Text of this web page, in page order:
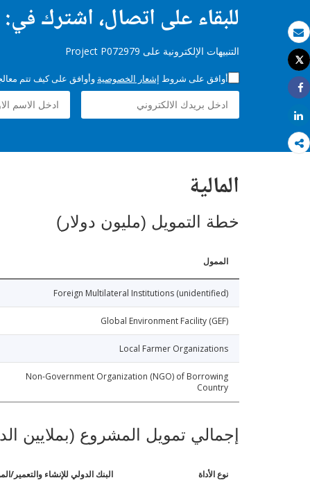
بريد الكتروني
طباعة
Tweet
Share
Share
للبقاء على اتصال، اشترك في:
التنبيهات الإلكترونية على Project P072979
أوافق على شروط إشعار الخصوصية وأوافق على كيف تتم
المالية
خطة التمويل (مليون دولار)
الممول
Foreign Multilateral Institutions (unidentified)
Global Environment Facility (GEF)
Local Farmer Organizations
Non-Government Organization (NGO) of Borrowing
Country
إجمالي تمويل المشروع (بملايين
نوع الأداة البنك الدولي للإنشاء والتعمير/